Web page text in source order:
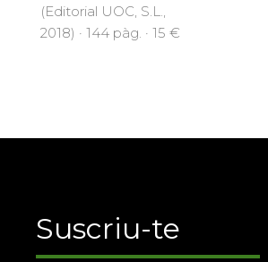
(Editorial UOC, S.L.,
2018) · 144 pàg. · 15 €
Suscriu-te